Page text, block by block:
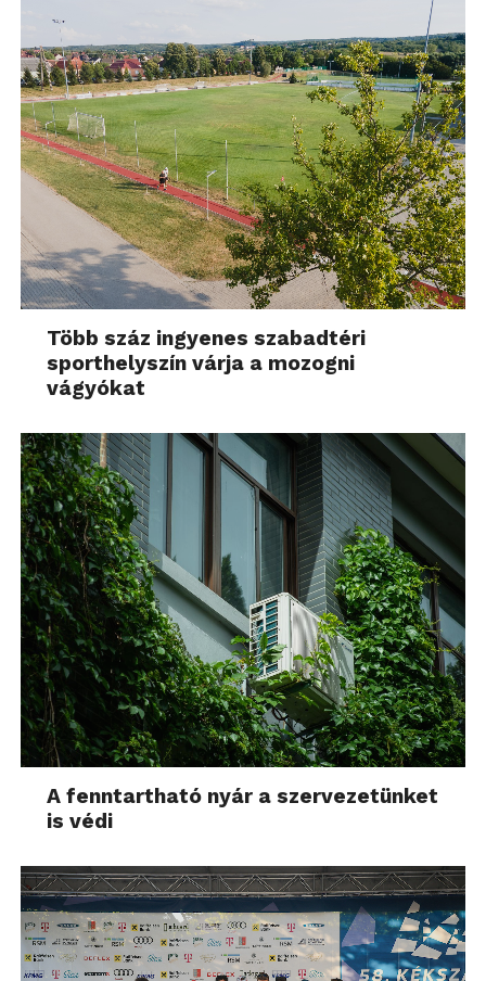
Több száz ingyenes szabadtéri
sporthelyszín várja a mozogni
vágyókat
A fenntartható nyár a szervezetünket
is védi